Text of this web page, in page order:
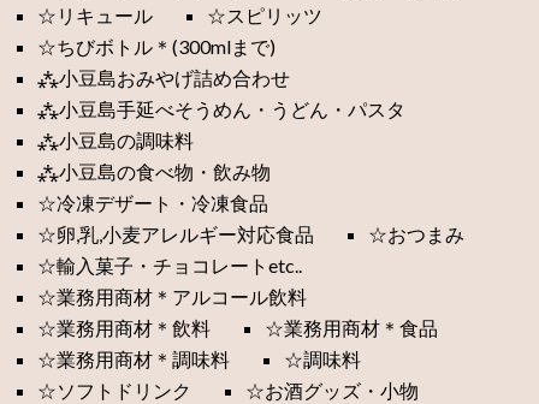
☆リキュール
☆スピリッツ
☆ちびボトル＊(300mlまで)
⁂小豆島おみやげ詰め合わせ
⁂小豆島手延べそうめん・うどん・パスタ
⁂小豆島の調味料
⁂小豆島の食べ物・飲み物
☆冷凍デザート・冷凍食品
☆卵,乳,小麦アレルギー対応食品
☆おつまみ
☆輸入菓子・チョコレートetc..
☆業務用商材＊アルコール飲料
☆業務用商材＊飲料
☆業務用商材＊食品
☆業務用商材＊調味料
☆調味料
☆ソフトドリンク
☆お酒グッズ・小物